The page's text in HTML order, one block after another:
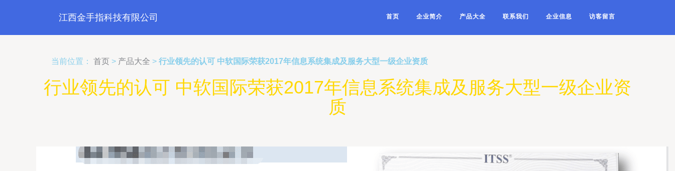
江西金手指科技有限公司 首页 企业简介 产品大全 联系我们 企业信息 访客留言
当前位置： 首页 > 产品大全 > 行业领先的认可 中软国际荣获2017年信息系统集成及服务大型一级企业资质
行业领先的认可 中软国际荣获2017年信息系统集成及服务大型一级企业资
质